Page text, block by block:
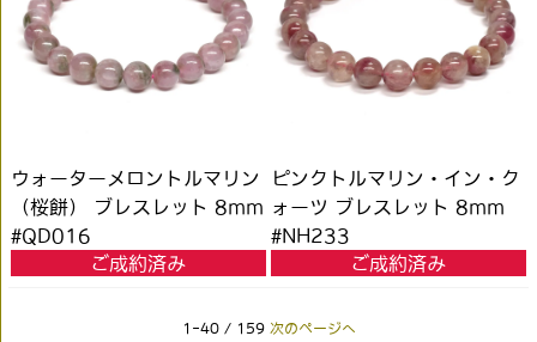
ウォーターメロントルマリン
（桜餅） ブレスレット 8mm
#QD016
ご成約済み
ピンクトルマリン・イン・ク
ォーツ ブレスレット 8mm
#NH233
ご成約済み
1-40 / 159 次のページへ